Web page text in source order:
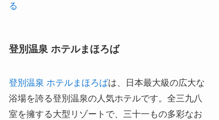
る
登別温泉 ホテルまほろば
登別温泉 ホテルまほろばは、日本最大級の広大な
浴場を誇る登別温泉の人気ホテルです。全三九八
室を擁する大型リゾートで、三十一もの多彩なお